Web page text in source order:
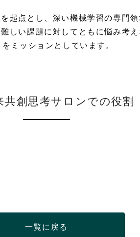
起点とし、深い機械学習の専門
しい課題に対してともに悩み考
ミッションとしています。
共創思考サロンでの役割
一覧に戻る